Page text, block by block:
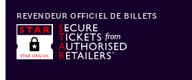
REVENDEUR OFFICIEL DE BILLETS